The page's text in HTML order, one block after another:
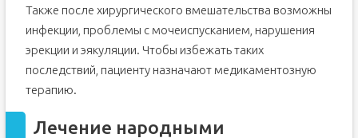
Также после хирургического вмешательства возможны
инфекции, проблемы с мочеиспусканием, нарушения
эрекции и эякуляции. Чтобы избежать таких
последствий, пациенту назначают медикаментозную
терапию.
Лечение народными